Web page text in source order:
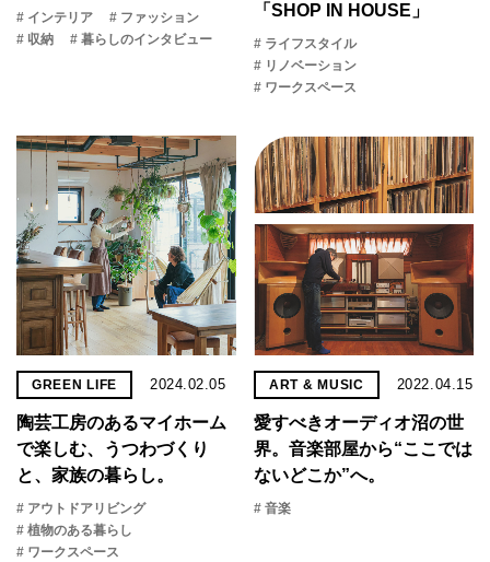
# インテリア
# ファッション
# 収納
# 暮らしのインタビュー
「SHOP IN HOUSE」
# ライフスタイル
# リノベーション
# ワークスペース
GREEN LIFE 2024.02.05
陶芸工房のあるマイホーム
で楽しむ、うつわづくり
と、家族の暮らし。
# アウトドアリビング
# 植物のある暮らし
# ワークスペース
ART & MUSIC 2022.04.15
愛すべきオーディオ沼の世
界。音楽部屋から“ここでは
ないどこか”へ。
# 音楽